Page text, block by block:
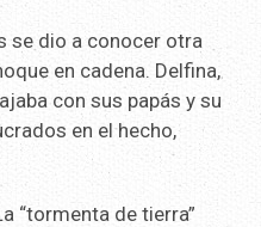
se dio a conocer otra
en cadena. Delfina,
con sus papás y su
en el hecho,
“tormenta de tierra”